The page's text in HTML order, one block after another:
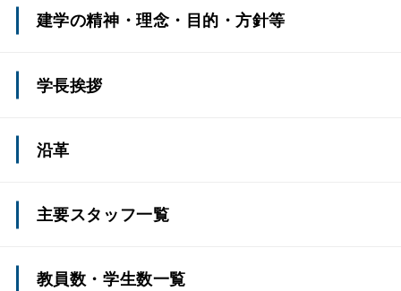
建学の精神・理念・目的・方針等
学長挨拶
沿革
主要スタッフ一覧
教員数・学生数一覧